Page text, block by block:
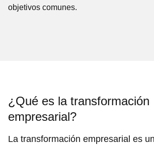
objetivos comunes.
¿Qué es la transformación
empresarial?
La transformación empresarial es